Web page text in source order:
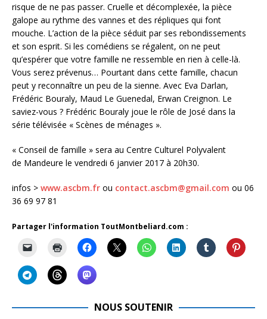
risque de ne pas passer. Cruelle et décomplexée, la pièce
galope au rythme des vannes et des répliques qui font
mouche. L’action de la pièce séduit par ses rebondissements
et son esprit. Si les comédiens se régalent, on ne peut
qu’espérer que votre famille ne ressemble en rien à celle-là.
Vous serez prévenus… Pourtant dans cette famille, chacun
peut y reconnaître un peu de la sienne. Avec Eva Darlan,
Frédéric Bouraly, Maud Le Guenedal, Erwan Creignon. Le
saviez-vous ? Frédéric Bouraly joue le rôle de José dans la
série télévisée « Scènes de ménages ».
« Conseil de famille » sera au Centre Culturel Polyvalent
de Mandeure le vendredi 6 janvier 2017 à 20h30.
infos > www.ascbm.fr ou contact.ascbm@gmail.com ou 06
36 69 97 81
Partager l'information ToutMontbeliard.com :
NOUS SOUTENIR